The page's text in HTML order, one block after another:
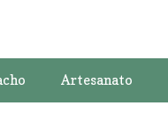
Artesanato